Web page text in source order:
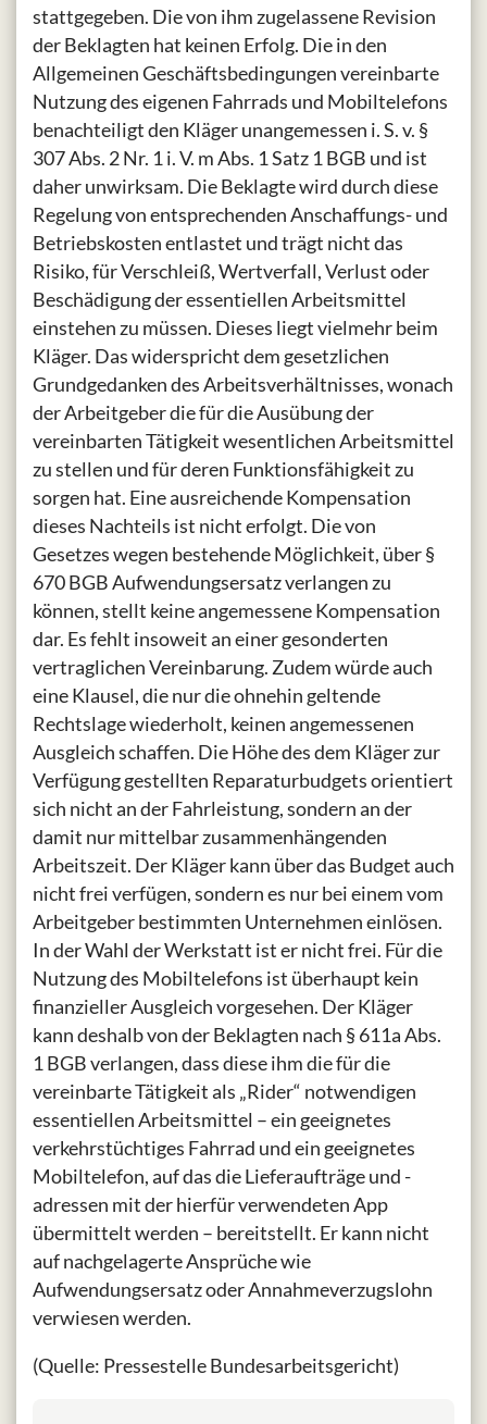
stattgegeben. Die von ihm zugelassene Revision
der Beklagten hat keinen Erfolg. Die in den
Allgemeinen Geschäftsbedingungen vereinbarte
Nutzung des eigenen Fahrrads und Mobiltelefons
benachteiligt den Kläger unangemessen i. S. v. §
307 Abs. 2 Nr. 1 i. V. m Abs. 1 Satz 1 BGB und ist
daher unwirksam. Die Beklagte wird durch diese
Regelung von entsprechenden Anschaffungs- und
Betriebskosten entlastet und trägt nicht das
Risiko, für Verschleiß, Wertverfall, Verlust oder
Beschädigung der essentiellen Arbeitsmittel
einstehen zu müssen. Dieses liegt vielmehr beim
Kläger. Das widerspricht dem gesetzlichen
Grundgedanken des Arbeitsverhältnisses, wonach
der Arbeitgeber die für die Ausübung der
vereinbarten Tätigkeit wesentlichen Arbeitsmittel
zu stellen und für deren Funktionsfähigkeit zu
sorgen hat. Eine ausreichende Kompensation
dieses Nachteils ist nicht erfolgt. Die von
Gesetzes wegen bestehende Möglichkeit, über §
670 BGB Aufwendungsersatz verlangen zu
können, stellt keine angemessene Kompensation
dar. Es fehlt insoweit an einer gesonderten
vertraglichen Vereinbarung. Zudem würde auch
eine Klausel, die nur die ohnehin geltende
Rechtslage wiederholt, keinen angemessenen
Ausgleich schaffen. Die Höhe des dem Kläger zur
Verfügung gestellten Reparaturbudgets orientiert
sich nicht an der Fahrleistung, sondern an der
damit nur mittelbar zusammenhängenden
Arbeitszeit. Der Kläger kann über das Budget auch
nicht frei verfügen, sondern es nur bei einem vom
Arbeitgeber bestimmten Unternehmen einlösen.
In der Wahl der Werkstatt ist er nicht frei. Für die
Nutzung des Mobiltelefons ist überhaupt kein
finanzieller Ausgleich vorgesehen. Der Kläger
kann deshalb von der Beklagten nach § 611a Abs.
1 BGB verlangen, dass diese ihm die für die
vereinbarte Tätigkeit als „Rider“ notwendigen
essentiellen Arbeitsmittel – ein geeignetes
verkehrstüchtiges Fahrrad und ein geeignetes
Mobiltelefon, auf das die Lieferaufträge und -
adressen mit der hierfür verwendeten App
übermittelt werden – bereitstellt. Er kann nicht
auf nachgelagerte Ansprüche wie
Aufwendungsersatz oder Annahmeverzugslohn
verwiesen werden.
(Quelle: Pressestelle Bundesarbeitsgericht)